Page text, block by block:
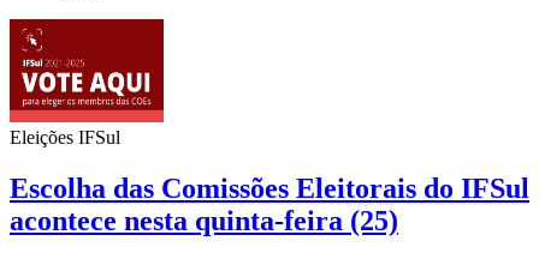
Eleições IFSul
Escolha das Comissões Eleitorais do IFSul
acontece nesta quinta-feira (25)